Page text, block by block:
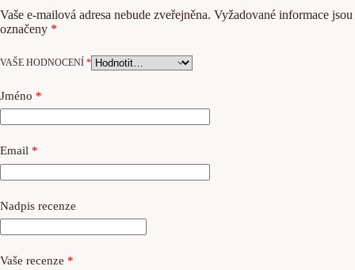
Vaše e-mailová adresa nebude zveřejněna. Vyžadované informace jsou
označeny *
VAŠE HODNOCENÍ *
Jméno *
Email *
Nadpis recenze
Vaše recenze *